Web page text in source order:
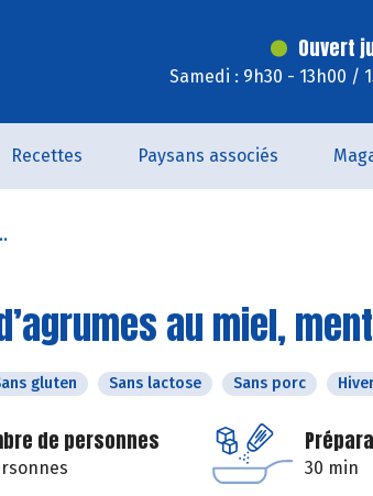
Ouvert
Samedi : 9h30 - 13h00 /
Recettes Paysans associés
au miel,
gluten Sans lactose Sans porc
de personnes
30 min